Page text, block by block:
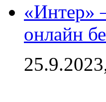
«Интер»
онлайн